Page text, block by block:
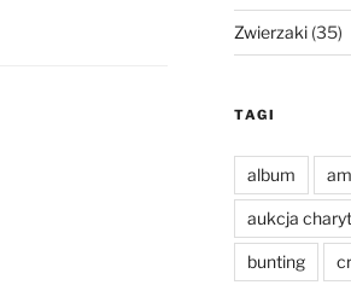
Zwierzaki(35)
TAGI
album
aukcja
bunting